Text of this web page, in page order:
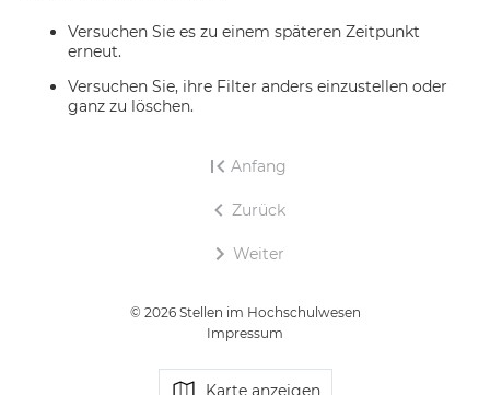
Versuchen Sie es zu einem späteren Zeitpunkt
erneut.
Versuchen Sie, ihre Filter anders einzustellen oder
ganz zu löschen.
Anfang
Zurück
Weiter
© 2026 Stellen im Hochschulwesen
Impressum
Karte anzeigen